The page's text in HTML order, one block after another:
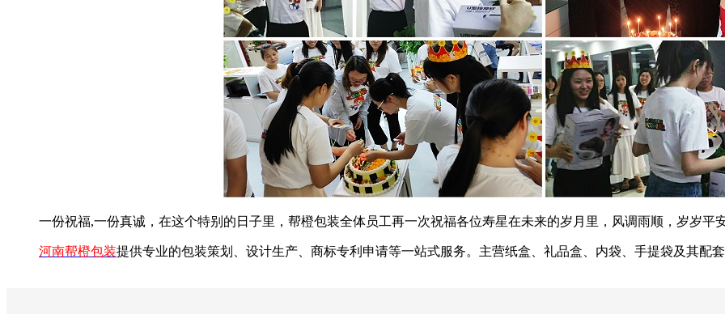
一份祝福,一份真诚，在这个特别的日子里，帮橙包装全体员工再一次祝福各位寿星在未来的岁月里，风调雨顺，岁岁平
河南帮橙包装提供专业的包装策划、设计生产、商标专利申请等一站式服务。主营纸盒、礼品盒、内袋、手提袋及其配